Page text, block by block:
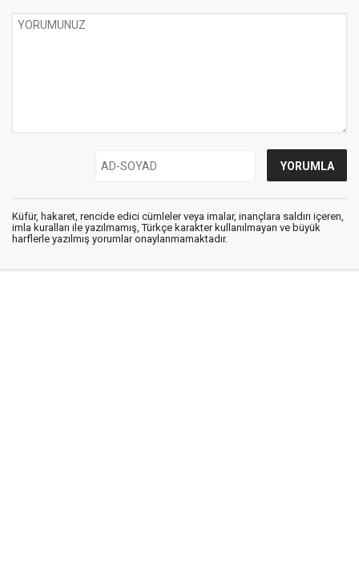
Küfür, hakaret, rencide edici cümleler veya imalar, inançlara saldırı içeren,
imla kuralları ile yazılmamış, Türkçe karakter kullanılmayan ve büyük
harflerle yazılmış yorumlar onaylanmamaktadır.